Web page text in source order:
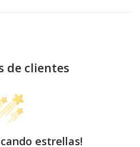
de clientes
estrellas!